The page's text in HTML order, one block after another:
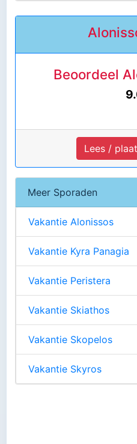
Beoordeel
Lees /
Meer Sporaden
Vakantie Alonissos
Vakantie Kyra Panagia
Vakantie Peristera
Vakantie Skiathos
Vakantie Skopelos
Vakantie Skyros